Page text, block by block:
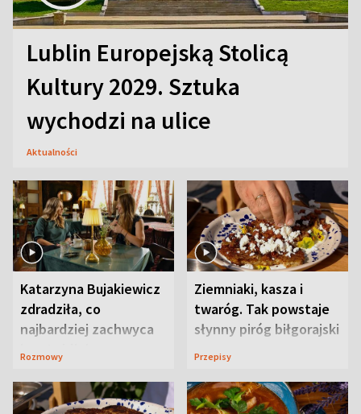
Lublin Europejską Stolicą
Kultury 2029. Sztuka
wychodzi na ulice
Aktualności
Katarzyna Bujakiewicz
zdradziła, co
najbardziej zachwyca
ją w Lublinie
Rozmowy
Ziemniaki, kasza i
twaróg. Tak powstaje
słynny piróg biłgorajski
Przepisy